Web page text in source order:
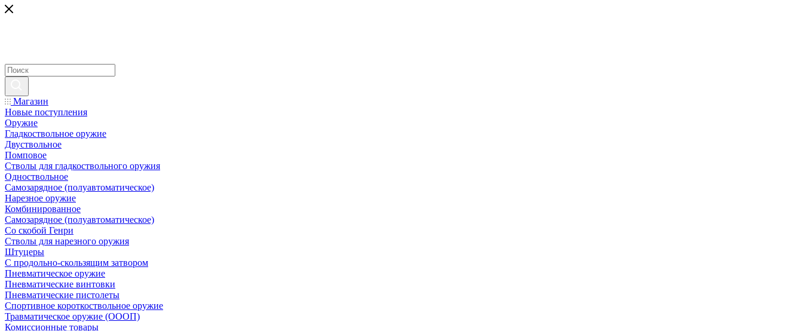
Магазин
Новые поступления
Оружие
Гладкоствольное оружие
Двуствольное
Помповое
Стволы для гладкоствольного оружия
Одноствольное
Самозарядное (полуавтоматическое)
Нарезное оружие
Комбинированное
Самозарядное (полуавтоматическое)
Со скобой Генри
Стволы для нарезного оружия
Штуцеры
С продольно-скользящим затвором
Пневматическое оружие
Пневматические винтовки
Пневматические пистолеты
Спортивное короткоствольное оружие
Травматическое оружие (ОООП)
Комиссионные товары